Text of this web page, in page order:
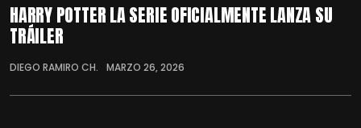
HARRY POTTER LA SERIE OFICIALMENTE LANZA SU
TRÁILER
DIEGO RAMIRO CH. MARZO 26, 2026